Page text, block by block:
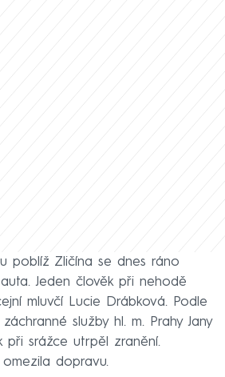
poblíž Zličína se dnes ráno
Jeden člověk při nehodě
mluvčí Lucie Drábková. Podle
služby hl. m. Prahy Jany
při srážce utrpěl zranění.
dopravu.